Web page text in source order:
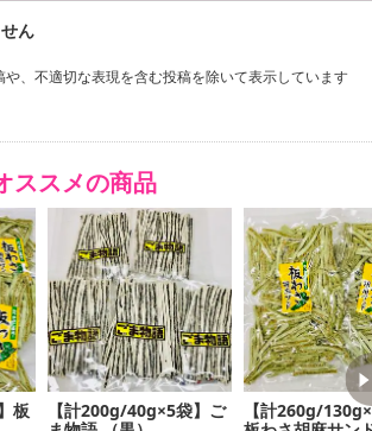
、不適切な表現を含む投稿を除いて表示しています
ススメの商品
板
【計200g/40g×5袋】ご
【計260g/